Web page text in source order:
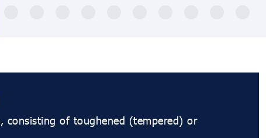
consisting of toughened (tempered) or